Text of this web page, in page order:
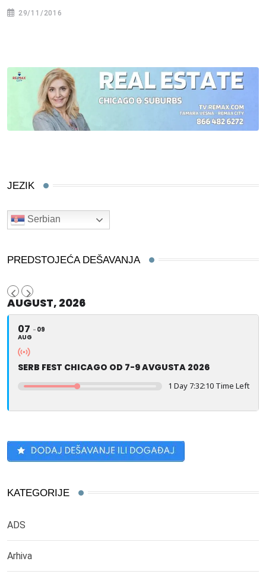
29/11/2016
JEZIK
Serbian
PREDSTOJEĆA DEŠAVANJA
AUGUST, 2026
07
AUG
09
SERB FEST CHICAGO OD 7-9 AVGUSTA 2026
1 Day 7:32:09 Time Left
KATEGORIJE
ADS
Arhiva